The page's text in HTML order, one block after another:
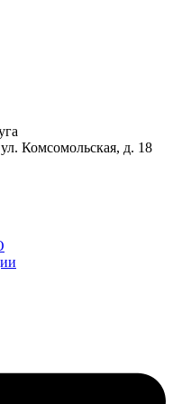
Комсомольская, д. 18